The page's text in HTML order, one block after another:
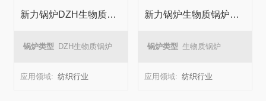
新力锅炉DZH生物质锅炉在纺织厂能源转化中的成功应用
锅炉类型 DZH生物质锅炉
应用领域: 纺织行业
新力锅炉生物质锅炉纺织厂能源转换项目
锅炉类型 生物质锅炉
应用领域: 纺织行业